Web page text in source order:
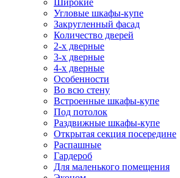
Широкие
Угловые шкафы-купе
Закругленный фасад
Количество дверей
2-х дверные
3-х дверные
4-х дверные
Особенности
Во всю стену
Встроенные шкафы-купе
Под потолок
Раздвижные шкафы-купе
Открытая секция посередине
Распашные
Гардероб
Для маленького помещения